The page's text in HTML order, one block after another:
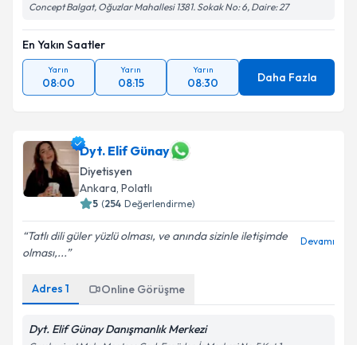
Concept Balgat, Oğuzlar Mahallesi 1381. Sokak No: 6, Daire: 27
En Yakın Saatler
Yarın
08:00
Yarın
08:15
Yarın
08:30 Daha Fazla
Dyt. Elif Günay
Diyetisyen
Ankara, Polatlı
5 (254 Değerlendirme)
Tatlı dili güler yüzlü olması, ve anında sizinle iletişimde
olması,...
Devamı
Adres 1 Online Görüşme
Dyt. Elif Günay Danışmanlık Merkezi